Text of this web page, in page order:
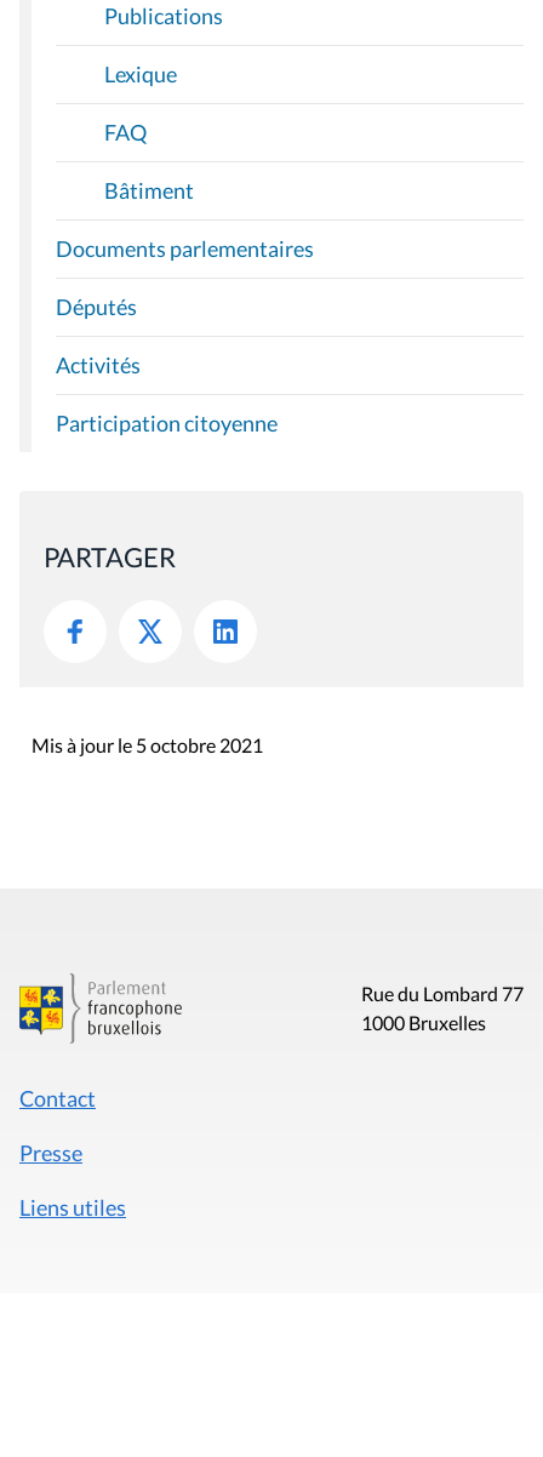
Publications
Lexique
FAQ
Bâtiment
Documents parlementaires
Députés
Activités
Participation citoyenne
PARTAGER
Mis à jour le 5 octobre 2021
Rue du Lombard 77
1000 Bruxelles
Contact
Presse
Liens utiles